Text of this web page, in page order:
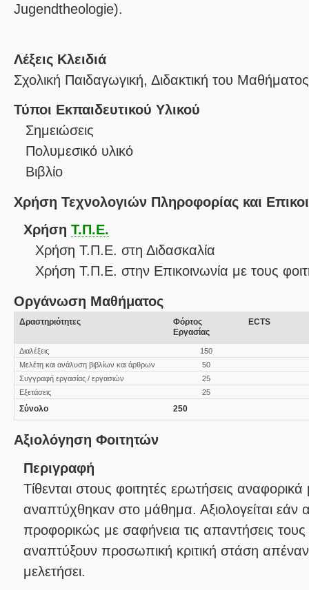
Jugendtheologie).
Λέξεις Κλειδιά
Σχολική Παιδαγωγική, Διδακτική του
Τύποι Εκπαιδευτικού Υλικού
Σημειώσεις
Πολυμεσικό υλικό
Βιβλίο
Χρήση Τεχνολογιών Πληροφορίας και
Χρήση Τ.Π.Ε.
Χρήση Τ.Π.Ε. στη Διδασκαλία
Χρήση Τ.Π.Ε. στην Επικοινωνία με τους
Οργάνωση Μαθήματος
Δραστηριότητες
Φόρτος
Εργασίας
ECTS
Διαλέξεις
150
Μελέτη και ανάλυση βιβλίων και άρθρων
50
Συγγραφή εργασίας / εργασιών
25
Εξετάσεις
25
Σύνολο 250
Αξιολόγηση Φοιτητών
Περιγραφή
Τίθενται στους φοιτητές ερωτήσεις αναφορικά
αναπτύχθηκαν στο μάθημα. Αξιολογείται εάν
προφορικώς με σαφήνεια τις απαντήσεις
αναπτύξουν προσωπική κριτική στάση
μελετήσει.